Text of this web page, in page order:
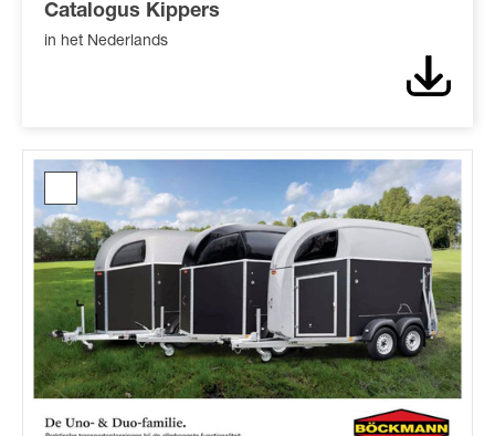
Catalogus Kippers
in het Nederlands
UNO/DUO
brochure*